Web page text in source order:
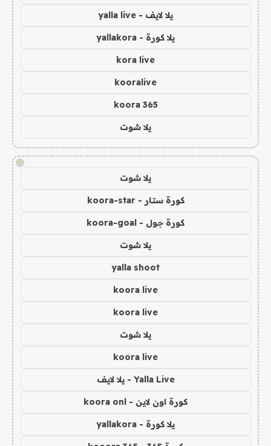
يلا لايف - yalla live
يلا كورة - yallakora
kora live
kooralive
koora 365
يلا شوت
!
يلا شوت
كورة ستار - koora-star
كورة جول - koora-goal
يلا شوت
yalla shoot
koora live
koora live
يلا شوت
koora live
Yalla Live - يلا لايف
كورة اون لاين - koora onl
يلا كورة - yallakora